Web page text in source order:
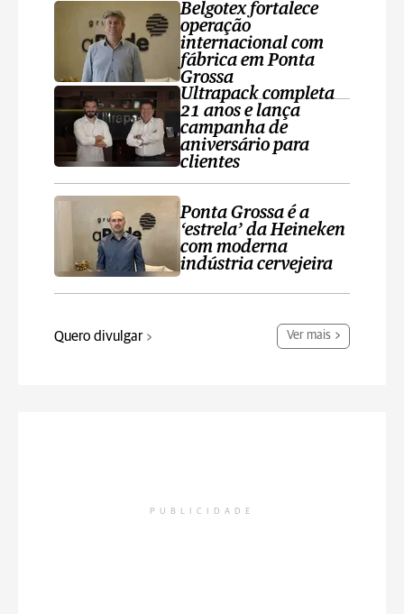
Belgotex fortalece
operação
internacional com
fábrica em Ponta
Grossa
Ultrapack completa
21 anos e lança
campanha de
aniversário para
clientes
Ponta Grossa é a
‘estrela’ da Heineken
com moderna
indústria cervejeira
Quero divulgar Ver mais
PUBLICIDADE